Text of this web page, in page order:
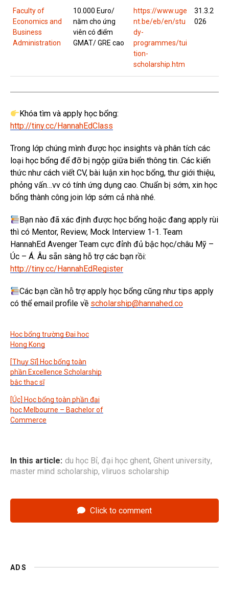
Faculty of
Economics and
Business
Administration
10.000 Euro/
năm cho ứng
viên có điểm
GMAT/ GRE cao
https://www.uge
nt.be/eb/en/stu
dy-
programmes/tui
tion-
scholarship.htm
31.3.2
026
Khóa tìm và apply học bổng:
http://tiny.cc/HannahEdClass
Trong lớp chúng mình được học insights và phân tích các
loại học bổng để đỡ bị ngộp giữa biển thông tin. Các kiến
thức như cách viết CV, bài luận xin học bổng, thư giới thiệu,
phỏng vấn…vv có tính ứng dụng cao. Chuẩn bị sớm, xin học
bổng thành công join lớp sớm cả nhà nhé.
Bạn nào đã xác định được học bổng hoặc đang apply rùi
thì có Mentor, Review, Mock Interview 1-1. Team
HannahEd Avenger Team cực đỉnh đủ bậc học/châu Mỹ –
Úc – Á. Âu sẵn sàng hỗ trợ các bạn rồi:
http://tiny.cc/HannahEdRegister
Các bạn cần hỗ trợ apply học bổng cũng như tips apply
có thể email profile về scholarship@hannahed.co
Học bổng trường Đại học
Hong Kong
[Thụy Sĩ] Học bổng toàn
phần Excellence Scholarship
bậc thạc sĩ
[Úc] Học bổng toàn phần đại
học Melbourne – Bachelor of
Commerce
In this article: du học Bỉ, đại học ghent, Ghent university,
master mind scholarship, vliruos scholarship
Click to comment
ADS